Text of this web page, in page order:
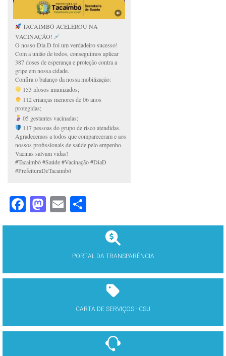
TACAIMBÓ ACELEROU NA
VACINAÇÃO!
O nosso Dia D foi um verdadeiro sucesso!
Com a união de todos, conseguimos aplicar
387 doses de esperança e proteção contra a
gripe em nossa cidade.
Confira o balanço da nossa mobilização:
153 idosos imunizados;
112 crianças menores de 06 anos
protegidas;
05 gestantes vacinadas;
117 pessoas do grupo de risco atendidas.
Agradecemos a todos que compareceram e aos
nossos profissionais de saúde pelo empenho.
Vacinas salvam vidas!
#Tacaimbó #Saúde #Vacinação #DiaD
#PrefeituraDeTacaimbó
Facebook
Mastodon
Email
PORTAL DA TRANSPARÊNCIA
CARTA DE SERVIÇOS - CSU